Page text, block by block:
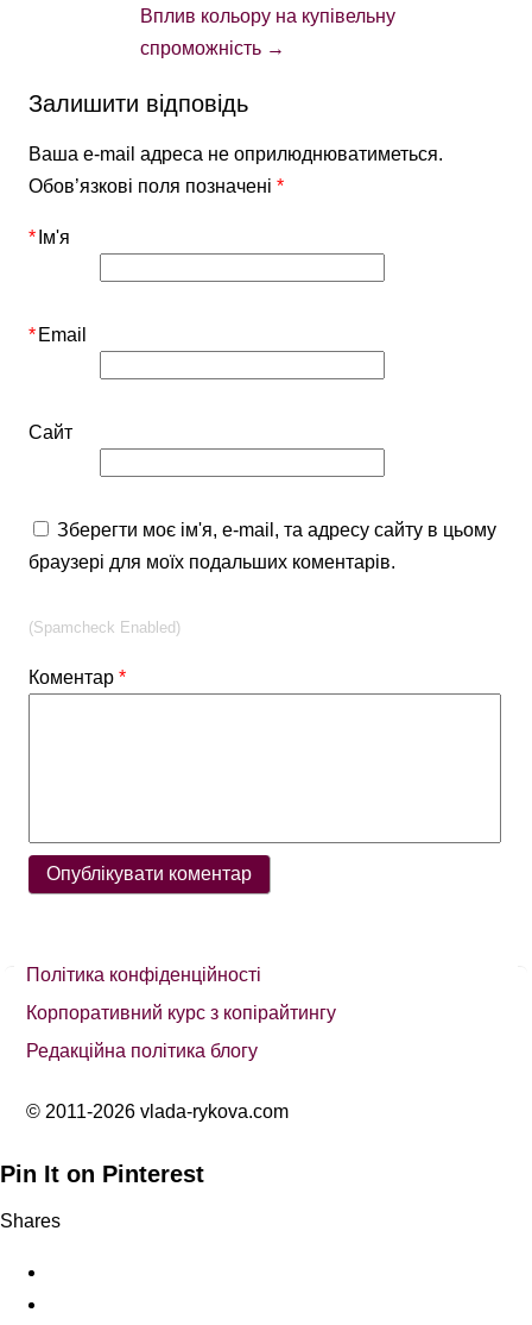
Вплив кольору на купівельну
спроможність →
Залишити відповідь
Ваша e-mail адреса не оприлюднюватиметься.
Обов’язкові поля позначені*
Коментар*
Ім'я
*
Email
*
Сайт
Зберегти моє ім'я, e-mail, та адресу сайту в цьому
браузері для моїх подальших коментарів.
(Spamcheck Enabled)
Політика конфіденційності
Корпоративний курс з копірайтингу
Редакційна політика блогу
© 2011-2026 vlada-rykova.com
Pin It on Pinterest
Shares